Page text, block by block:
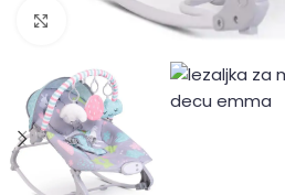
Click to enlarge